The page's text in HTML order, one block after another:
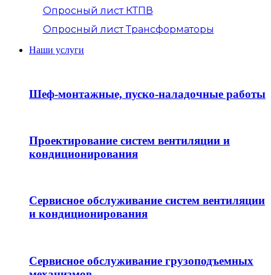
Опросный лист КТПВ
Опросный лист Трансформаторы
Наши услуги
Шеф-монтажные, пуско-наладочные работы
Проектирование систем вентиляции и
кондиционирования
Сервисное обслуживание систем вентиляции
и кондиционирования
Сервисное обслуживание грузоподъемных